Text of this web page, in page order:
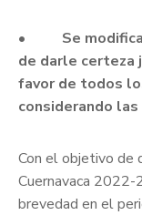
•
Se
de darle certeza
favor de todos
considerando
Con el objetivo de
Cuernavaca
brevedad en el